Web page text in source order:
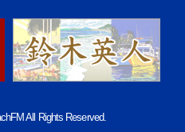
All Rights Reserved.